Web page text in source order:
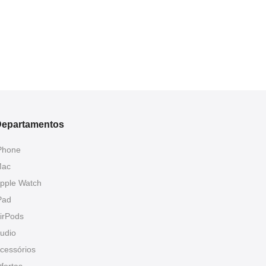
Watch